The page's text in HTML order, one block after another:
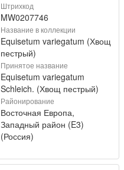
Штрихкод
MW0207746
Название в коллекции
Equisetum variegatum (Хвощ
пестрый)
Принятое название
Equisetum variegatum
Schleich. (Хвощ пестрый)
Районирование
Восточная Европа,
Западный район (E3)
(Россия)